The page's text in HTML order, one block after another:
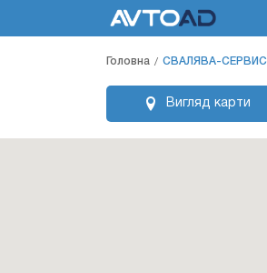
Головна СВАЛЯВА-СЕРВИС
Вигляд карти